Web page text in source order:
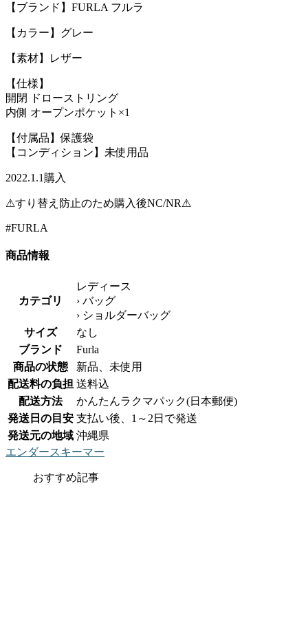
【ブランド】FURLA フルラ
【カラー】グレー
【素材】レザー
【仕様】
開閉 ドローストリング
内側 オープンポケット×1
【付属品】保護袋
【コンディション】未使用品
2022.1.1購入
⚠すり替え防止のため購入後NC/NR⚠
#FURLA
商品情報
カテゴリ
レディース
› バッグ
› ショルダーバッグ
サイズ
なし
ブランド
Furla
商品の状態
新品、未使用
配送料の負担 送料込
配送方法
かんたんラクマパック(日本郵便)
発送日の目安 支払い後、1～2日で発送
発送元の地域 沖縄県
エンダースキーマー
おすすめ記事